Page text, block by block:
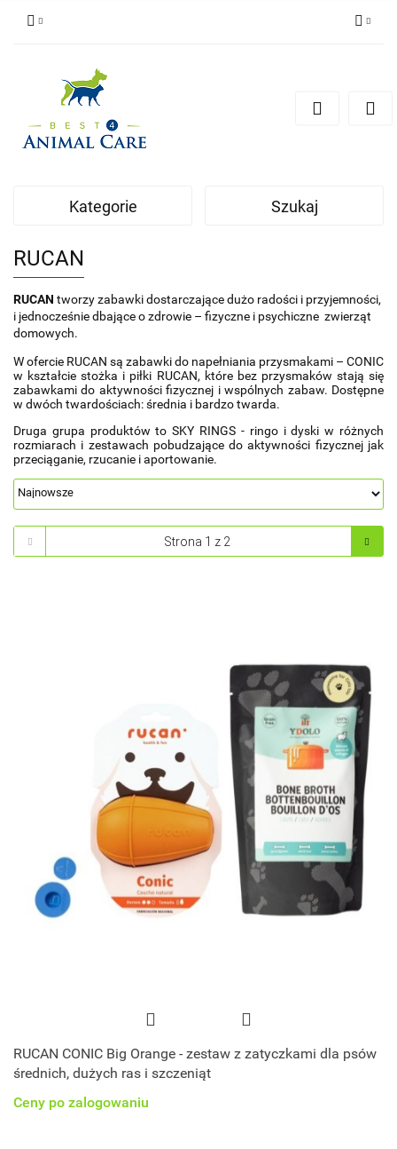
Kategorie Szukaj
RUCAN
RUCAN tworzy zabawki dostarczające dużo radości i przyjemności,
i jednocześnie dbające o zdrowie – fizyczne i psychiczne zwierząt
domowych.
W ofercie RUCAN są zabawki do napełniania przysmakami – CONIC
w kształcie stożka i piłki RUCAN, które bez przysmaków stają się
zabawkami do aktywności fizycznej i wspólnych zabaw. Dostępne
w dwóch twardościach: średnia i bardzo twarda.
Druga grupa produktów to SKY RINGS - ringo i dyski w różnych
rozmiarach i zestawach pobudzające do aktywności fizycznej jak
przeciąganie, rzucanie i aportowanie.
RUCAN CONIC Big Orange - zestaw z zatyczkami dla psów
średnich, dużych ras i szczeniąt
Ceny po zalogowaniu